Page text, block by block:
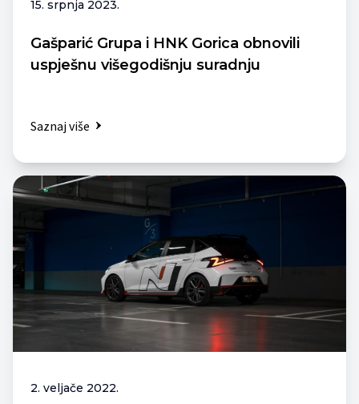
15. srpnja 2023.
Gašparić Grupa i HNK Gorica obnovili
uspješnu višegodišnju suradnju
Saznaj više
2. veljače 2022.